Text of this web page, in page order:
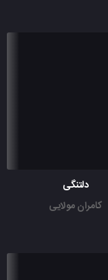
دلتنگی
کامران مولایی